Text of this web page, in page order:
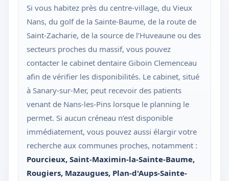
Si vous habitez près du centre-village, du Vieux
Nans, du golf de la Sainte-Baume, de la route de
Saint-Zacharie, de la source de l’Huveaune ou des
secteurs proches du massif, vous pouvez
contacter le cabinet dentaire Giboin Clemenceau
afin de vérifier les disponibilités. Le cabinet, situé
à Sanary-sur-Mer, peut recevoir des patients
venant de Nans-les-Pins lorsque le planning le
permet. Si aucun créneau n’est disponible
immédiatement, vous pouvez aussi élargir votre
recherche aux communes proches, notamment :
Pourcieux, Saint-Maximin-la-Sainte-Baume,
Rougiers, Mazaugues, Plan-d'Aups-Sainte-